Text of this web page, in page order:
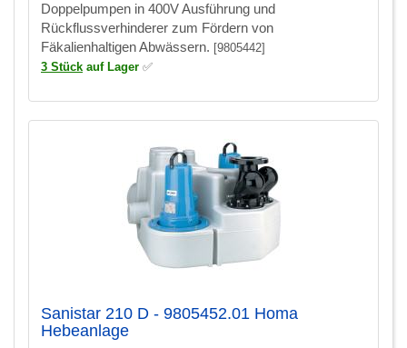
Doppelpumpen in 400V Ausführung und
Rückflussverhinderer zum Fördern von
Fäkalienhaltigen Abwässern. [9805442]
3 Stück auf Lager ✅
Sanistar 210 D - 9805452.01 Homa
Hebeanlage